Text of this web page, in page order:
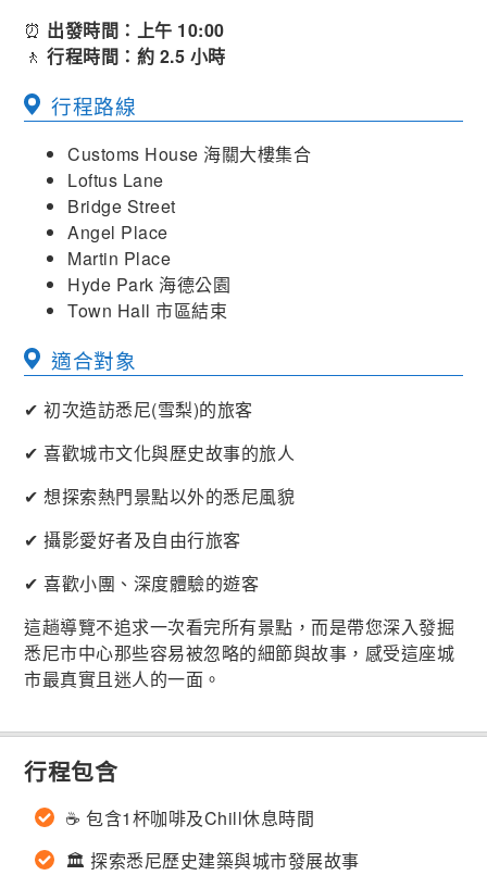
⏰ 出發時間：上午 10:00
🚶行程時間：約 2.5 小時
行程路線
Customs House 海關大樓集合
Loftus Lane
Bridge Street
Angel Place
Martin Place
Hyde Park 海德公園
Town Hall 市區結束
適合對象
✔ 初次造訪悉尼(雪梨)的旅客
✔ 喜歡城市文化與歷史故事的旅人
✔ 想探索熱門景點以外的悉尼風貌
✔ 攝影愛好者及自由行旅客
✔ 喜歡小團、深度體驗的遊客
這趟導覽不追求一次看完所有景點，而是帶您深入發掘
悉尼市中心那些容易被忽略的細節與故事，感受這座城
市最真實且迷人的一面。
行程包含
☕ 包含1杯咖啡及Chill休息時間
🏛 探索悉尼歷史建築與城市發展故事